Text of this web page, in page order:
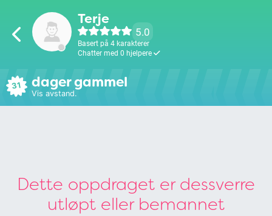
Terje
5.0
Basert på 4 karakterer
Chatter med 0 hjelpere
31 dager gammel
Vis avstand.
Dette oppdraget er dessverre
utløpt eller bemannet